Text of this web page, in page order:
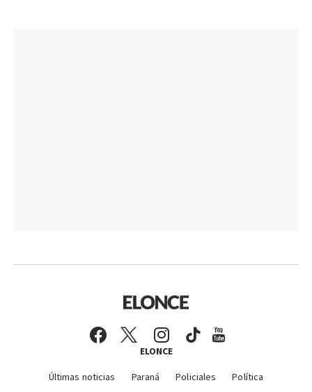
ELONCE
Últimas noticias Paraná Policiales
Política